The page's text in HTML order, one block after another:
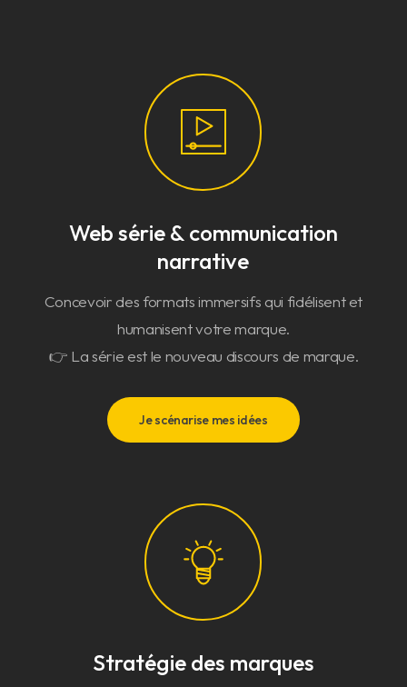
Web série & communication
narrative
Concevoir des formats immersifs qui fidélisent et
humanisent votre marque.
👉 La série est le nouveau discours de marque.
Je scénarise mes idées
Stratégie des marques